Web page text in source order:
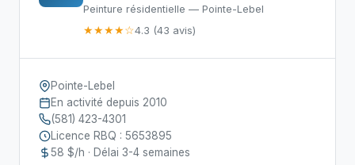
Peinture résidentielle — Pointe-Lebel
★★★★☆4.3 (43 avis)
Pointe-Lebel
En activité depuis 2010
(581) 423-4301
Licence RBQ : 5653895
58 $/h · Délai 3-4 semaines